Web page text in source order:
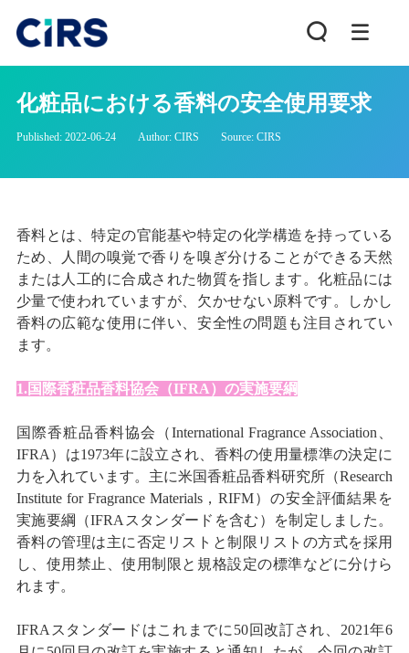
化粧品における香料の安全使用要求
Published: 2022-06-24 Author: CIRS Source: CIRS
香料とは、特定の官能基や特定の化学構造を持っている
ため、人間の嗅覚で香りを嗅ぎ分けることができる天然
または人工的に合成された物質を指します。化粧品には
少量で使われていますが、欠かせない原料です。しかし
香料の広範な使用に伴い、安全性の問題も注目されてい
ます。
1.国際香粧品香料協会（IFRA）の実施要綱
国際香粧品香料協会（International Fragrance Association、
IFRA）は1973年に設立され、香料の使用量標準の決定に
力を入れています。主に米国香粧品香料研究所（Research
Institute for Fragrance Materials，RIFM）の安全評価結果を
実施要綱（IFRAスタンダードを含む）を制定しました。
香料の管理は主に否定リストと制限リストの方式を採用
し、使用禁止、使用制限と規格設定の標準などに分けら
れます。
IFRAスタンダードはこれまでに50回改訂され、2021年6